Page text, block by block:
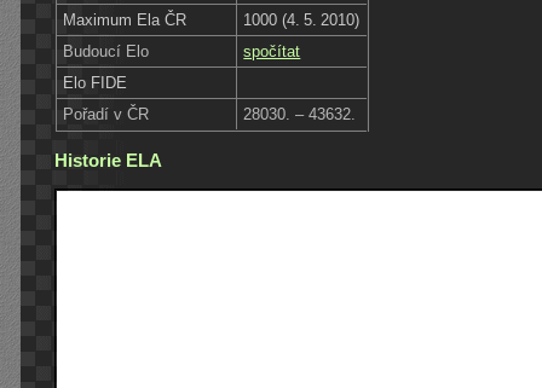
Maximum Ela ČR
1000 (4. 5. 2010)
Budoucí Elo
spočítat
Elo FIDE
Pořadí v ČR
28030. – 43632.
Historie ELA